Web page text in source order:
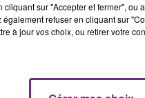
cliquant sur "Accepter et fermer",
également refuser en cliquant sur
à jour vos choix, ou retirer votre